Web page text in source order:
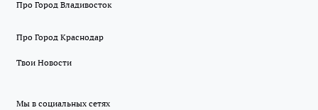
Про Город Владивосток
Про Город Краснодар
Твои Новости
Мы в социальных сетях